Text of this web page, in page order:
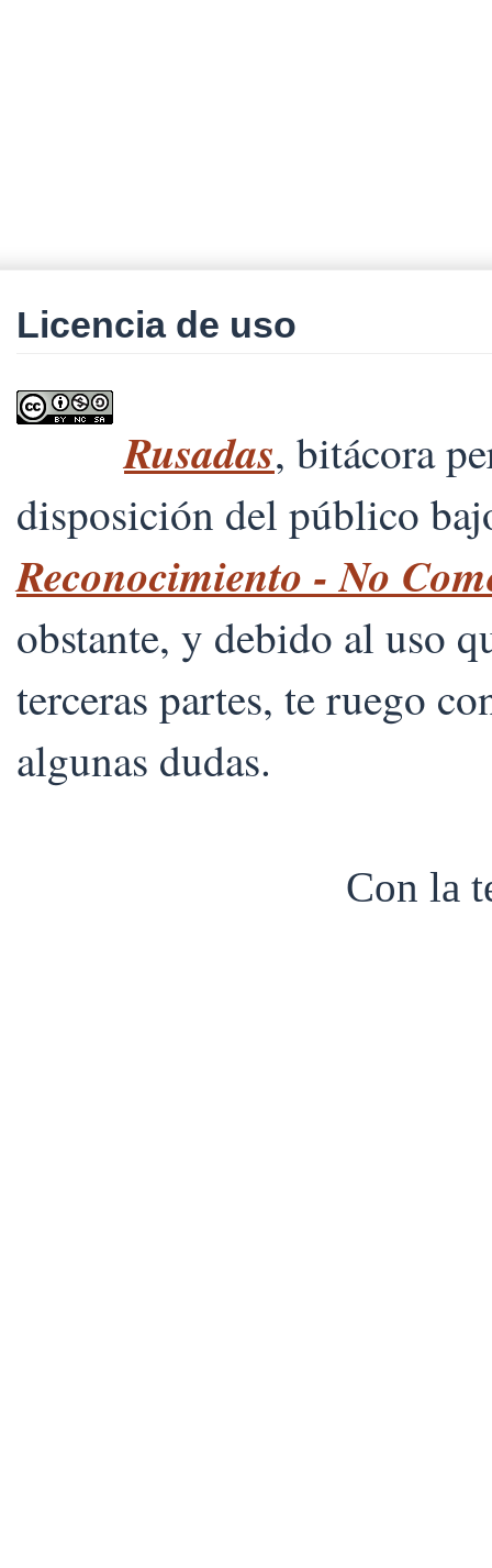
Licencia de uso
Rusadas, bitácora
disposición del público
Reconocimiento - No
obstante, y debido al uso
terceras partes, te ruego
algunas dudas.
Con la